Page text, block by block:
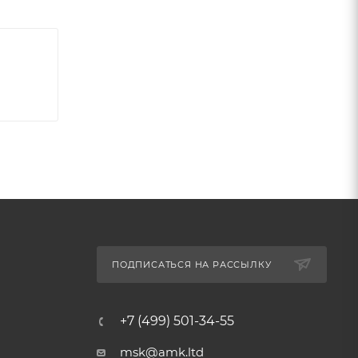
ПОДПИСАТЬСЯ НА РАССЫЛКУ
+7 (499) 501-34-55
msk@amk.ltd